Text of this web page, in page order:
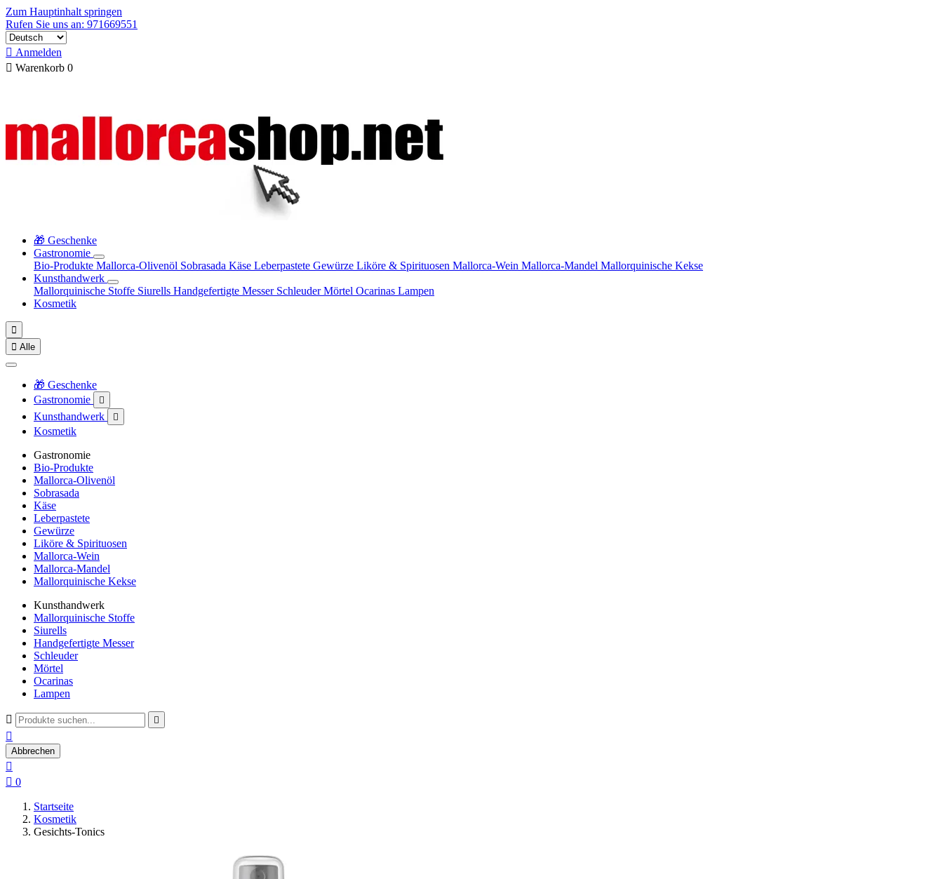
Zum Hauptinhalt springen
Rufen Sie uns an: 971669551
 Anmelden
 Warenkorb 0
🎁 Geschenke
Gastronomie
Bio-Produkte Mallorca-Olivenöl Sobrasada Käse Leberpastete Gewürze Liköre & Spirituosen Mallorca-Wein Mallorca-Mandel Mallorquinische Kekse
Kunsthandwerk
Mallorquinische Stoffe Siurells Handgefertigte Messer SchleuderMörtel Ocarinas Lampen
Kosmetik

 Alle
🎁 Geschenke
Gastronomie

Kunsthandwerk 
Kosmetik
Gastronomie
Bio-Produkte
Mallorca-Olivenöl
Sobrasada
Käse
Leberpastete
Gewürze
Liköre & Spirituosen
Mallorca-Wein
Mallorca-Mandel
Mallorquinische Kekse
Kunsthandwerk
Mallorquinische Stoffe
Siurells
Handgefertigte Messer
Schleuder
Mörtel
Ocarinas
Lampen
 

Abbrechen

 0
Startseite
Kosmetik
Gesichts-Tonics